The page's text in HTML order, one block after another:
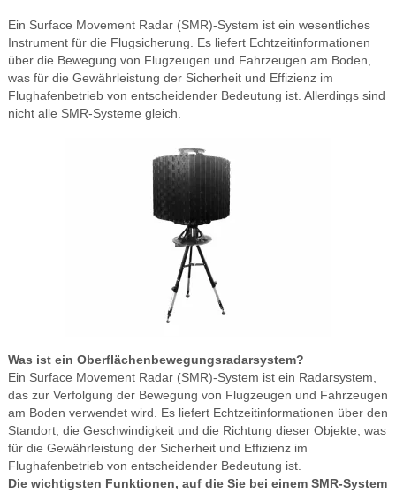
Ein Surface Movement Radar (SMR)-System ist ein wesentliches
Instrument für die Flugsicherung. Es liefert Echtzeitinformationen
über die Bewegung von Flugzeugen und Fahrzeugen am Boden,
was für die Gewährleistung der Sicherheit und Effizienz im
Flughafenbetrieb von entscheidender Bedeutung ist. Allerdings sind
nicht alle SMR-Systeme gleich.
Was ist ein Oberflächenbewegungsradarsystem?
Ein Surface Movement Radar (SMR)-System ist ein Radarsystem,
das zur Verfolgung der Bewegung von Flugzeugen und Fahrzeugen
am Boden verwendet wird. Es liefert Echtzeitinformationen über den
Standort, die Geschwindigkeit und die Richtung dieser Objekte, was
für die Gewährleistung der Sicherheit und Effizienz im
Flughafenbetrieb von entscheidender Bedeutung ist.
Die wichtigsten Funktionen, auf die Sie bei einem SMR-System